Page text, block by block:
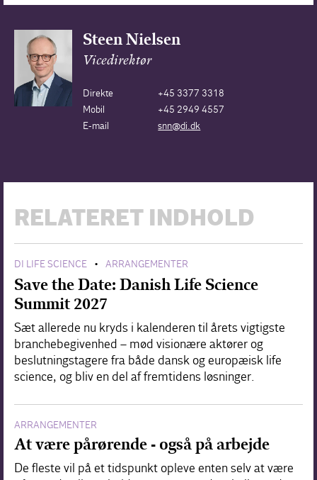
Steen Nielsen
Vicedirektør
Direkte
+45 3377 3318
Mobil
+45 2949 4557
E-mail
snn@di.dk
RELATERET INDHOLD
DI LIFE SCIENCE • ARRANGEMENTER
Save the Date: Danish Life Science
Summit 2027
Sæt allerede nu kryds i kalenderen til årets vigtigste
branchebegivenhed – mød visionære aktører og
beslutningstagere fra både dansk og europæisk life
science, og bliv en del af fremtidens løsninger.
ARRANGEMENTER
At være pårørende - også på arbejde
De fleste vil på et tidspunkt opleve enten selv at være